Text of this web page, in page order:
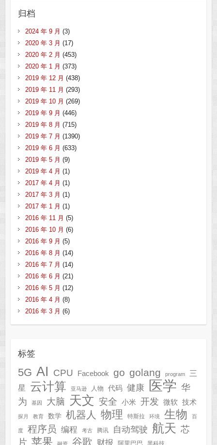
归档
2024 年 9 月 (3)
2020 年 3 月 (17)
2020 年 2 月 (453)
2020 年 1 月 (373)
2019 年 12 月 (438)
2019 年 11 月 (293)
2019 年 10 月 (269)
2019 年 9 月 (446)
2019 年 8 月 (715)
2019 年 7 月 (1390)
2019 年 6 月 (633)
2019 年 5 月 (9)
2019 年 4 月 (1)
2017 年 4 月 (1)
2017 年 3 月 (1)
2017 年 1 月 (1)
2016 年 11 月 (5)
2016 年 10 月 (6)
2016 年 9 月 (5)
2016 年 8 月 (14)
2016 年 7 月 (14)
2016 年 6 月 (21)
2016 年 5 月 (12)
2016 年 4 月 (8)
2016 年 3 月 (6)
标签
5G AI CPU Facebook go golang program
三
星
云计算 亚马逊 人物 代码 健康 医学 华
为
基因 大脑 天文 安全 小米 开发 微软 技术
探月 教育 数学 机器人 物理 特斯拉 环境 生物 百
度 程序员 编程 考古 腾讯 自动驾驶 航天 芯
片 苹果 融资 谷歌 财报 阿里巴巴 黑科技